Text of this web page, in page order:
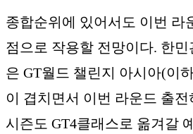
종합순위에 있어서도 이번 라
점으로 작용할 전망이다. 한
은 GT월드 챌린지 아시아(이
이 겹치면서 이번 라운드 출
시즌도 GT4클래스로 옮겨갈